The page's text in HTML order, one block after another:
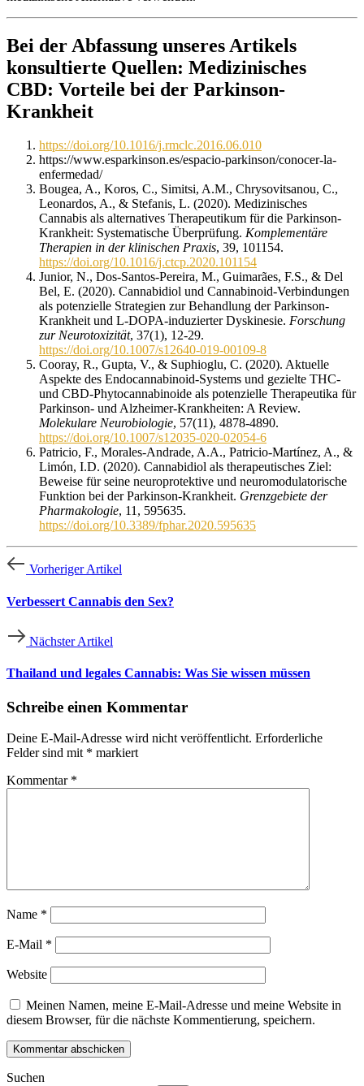
Bei der Abfassung unseres Artikels
konsultierte Quellen: Medizinisches
CBD: Vorteile bei der Parkinson-
Krankheit
https://doi.org/10.1016/j.rmclc.2016.06.010
https://www.esparkinson.es/espacio-parkinson/conocer-la-
enfermedad/
Bougea, A., Koros, C., Simitsi, A.M., Chrysovitsanou, C.,
Leonardos, A., & Stefanis, L. (2020). Medizinisches
Cannabis als alternatives Therapeutikum für die Parkinson-
Krankheit: Systematische Überprüfung. Komplementäre
Therapien in der klinischen Praxis, 39, 101154.
https://doi.org/10.1016/j.ctcp.2020.101154
Junior, N., Dos-Santos-Pereira, M., Guimarães, F.S., & Del
Bel, E. (2020). Cannabidiol und Cannabinoid-Verbindungen
als potenzielle Strategien zur Behandlung der Parkinson-
Krankheit und L-DOPA-induzierter Dyskinesie. Forschung
zur Neurotoxizität, 37(1), 12-29.
https://doi.org/10.1007/s12640-019-00109-8
Cooray, R., Gupta, V., & Suphioglu, C. (2020). Aktuelle
Aspekte des Endocannabinoid-Systems und gezielte THC-
und CBD-Phytocannabinoide als potenzielle Therapeutika für
Parkinson- und Alzheimer-Krankheiten: A Review.
Molekulare Neurobiologie, 57(11), 4878-4890.
https://doi.org/10.1007/s12035-020-02054-6
Patricio, F., Morales-Andrade, A.A., Patricio-Martínez, A., &
Limón, I.D. (2020). Cannabidiol als therapeutisches Ziel:
Beweise für seine neuroprotektive und neuromodulatorische
Funktion bei der Parkinson-Krankheit. Grenzgebiete der
Pharmakologie, 11, 595635.
https://doi.org/10.3389/fphar.2020.595635
Vorheriger Artikel
Verbessert Cannabis den Sex?
Nächster Artikel
Thailand und legales Cannabis: Was Sie wissen müssen
Schreibe einen Kommentar
Deine E-Mail-Adresse wird nicht veröffentlicht. Erforderliche
Felder sind mit * markiert
Kommentar *
Name *
E-Mail *
Website
Meinen Namen, meine E-Mail-Adresse und meine Website in
diesem Browser, für die nächste Kommentierung, speichern.
Suchen